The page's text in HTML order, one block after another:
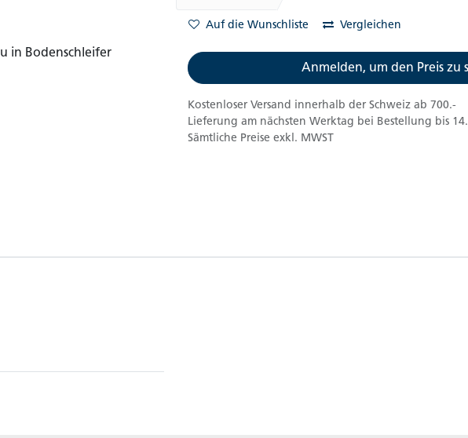
Auf die Wunschliste Vergleichen
Anmelden, um den Preis zu
Kostenloser Versand innerhalb der Schweiz ab 700.-
Lieferung am nächsten Werktag bei Bestellung bis
Sämtliche Preise exkl. MWST